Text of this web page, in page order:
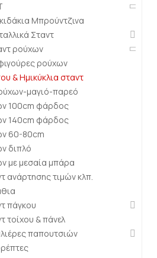
Μπρούντζινα
Σταντ
ρούχων
ρούχων
& Ημικύκλια σταντ
μαγιό-παρεό
100cm φάρδος
140cm φάρδος
60-80cm
διπλό
με μεσαία μπάρα
ανάρτησης τιμών κλπ.
πάγκου
τοίχου & πάνελ
παπουτσιών